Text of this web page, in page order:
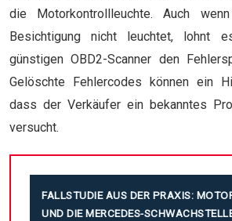
die Motorkontrollleuchte. Auch
Besichtigung nicht leuchtet, lohnt
günstigen OBD2-Scanner den
Gelöschte Fehlercodes können ein
dass der Verkäufer ein bekanntes
versucht.
FALLSTUDIE AUS DER PRAXIS:
UND DIE MERCEDES-